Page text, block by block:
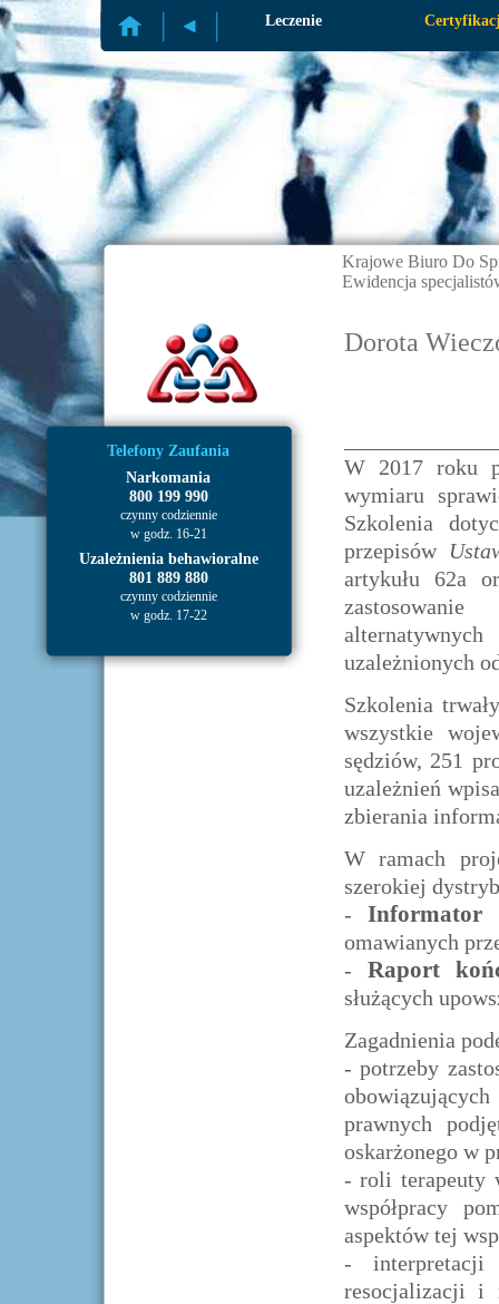
Profilaktyka Leczenie
Telefony Zaufania
Narkomania
800 199 990
czynny codziennie
w godz. 16-21
Uzależnienia behawioralne
801 889 880
czynny codziennie
w godz. 17-22
Krajowe Biuro Do
Ewidencja
Dorota
W 2017 roku
wymiaru
Szkolenia
przepisów
artykułu 62a
uzależnionych
Szkolenia
wszystkie
sędziów, 251
uzależnień
zbierania
W ramach
szerokiej
-Informator
omawianych
- Raport
służących
Zagadnienia
- potrzeby
prawnych
oskarżonego w
- roli terapeuty
współpracy
aspektów tej
- interpretacji
resocjalizacji i